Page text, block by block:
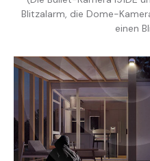
Blitzalarm, die Dome-
einen